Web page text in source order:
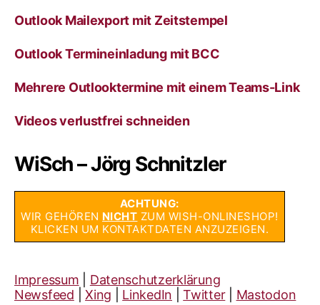
Outlook Mailexport mit Zeitstempel
Outlook Termineinladung mit BCC
Mehrere Outlooktermine mit einem Teams-Link
Videos verlustfrei schneiden
WiSch – Jörg Schnitzler
ACHTUNG:
WIR GEHÖREN NICHT ZUM WISH-ONLINESHOP!
KLICKEN UM KONTAKTDATEN ANZUZEIGEN.
Impressum
Datenschutzerklärung
Newsfeed |Xing LinkedIn |Twitter Mastodon